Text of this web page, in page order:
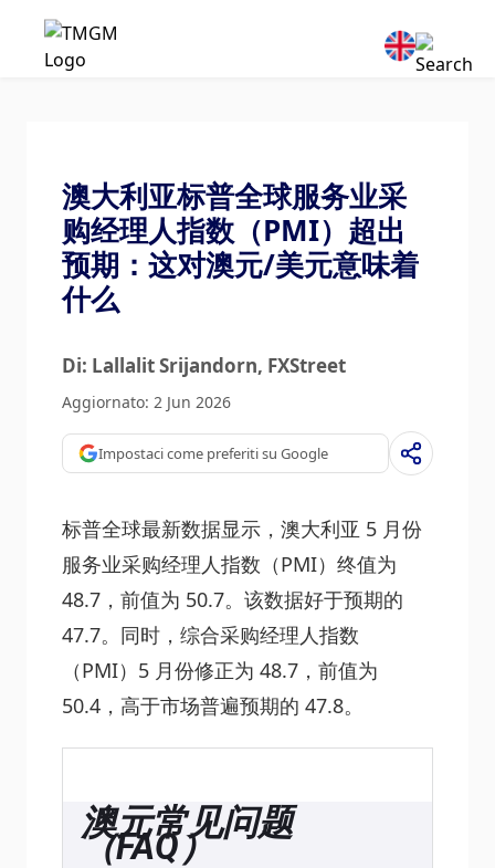
澳大利亚标普全球服务业采
购经理人指数（PMI）超出
预期：这对澳元/美元意味着
什么
Di: Lallalit Srijandorn, FXStreet
Aggiornato: 2 Jun 2026
Impostaci come preferiti su Google
标普全球最新数据显示，澳大利亚 5 月份
服务业采购经理人指数（PMI）终值为
48.7，前值为 50.7。该数据好于预期的
47.7。同时，综合采购经理人指数
（PMI）5 月份修正为 48.7，前值为
50.4，高于市场普遍预期的 47.8。
澳元常见问题
（FAQ）